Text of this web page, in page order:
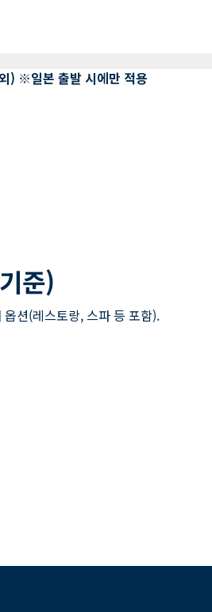
) ※일본 출발 시에만 적용
준)
션(레스토랑, 스파 등 포함).